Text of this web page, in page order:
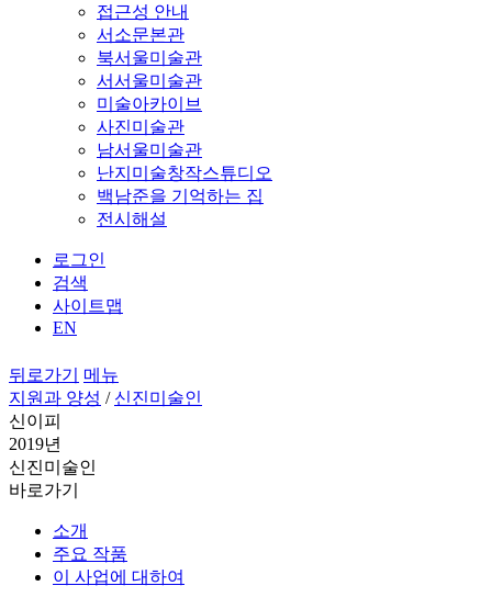
접근성 안내
서소문본관
북서울미술관
서서울미술관
미술아카이브
사진미술관
남서울미술관
난지미술창작스튜디오
백남준을 기억하는 집
전시해설
로그인
검색
사이트맵
EN
뒤로가기
메뉴
지원과 양성 / 신진미술인
신이피
2019년
신진미술인
바로가기
소개
주요 작품
이 사업에 대하여